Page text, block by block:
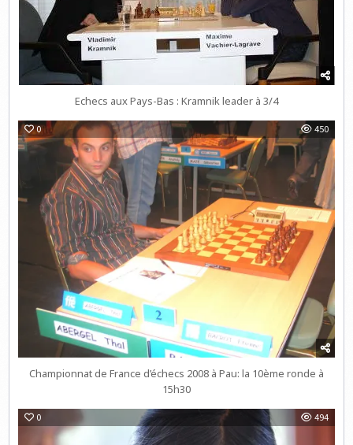
Echecs aux Pays-Bas : Kramnik leader à 3/4
0 450
Championnat de France d’échecs 2008 à Pau: la 10ème ronde à
15h30
0 494